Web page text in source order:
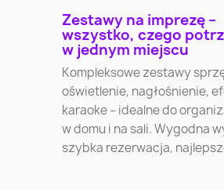
Zestawy na imprezę –
wszystko, czego
w jednym miejscu
Kompleksowe zestawy
oświetlenie, nagłośnienie,
karaoke – idealne do
w domu i na sali. Wygodna
szybka rezerwacja,